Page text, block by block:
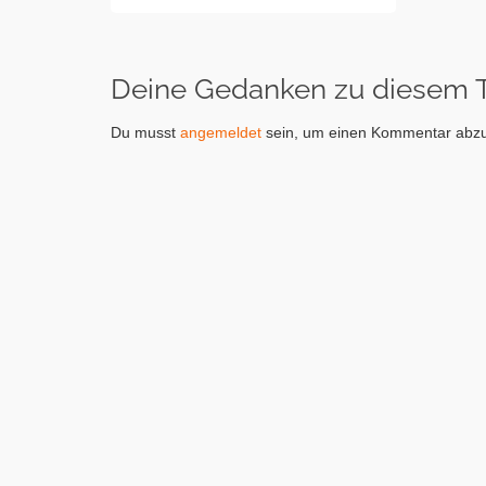
Deine Gedanken zu diesem
Du musst angemeldet sein, um einen Kommentar